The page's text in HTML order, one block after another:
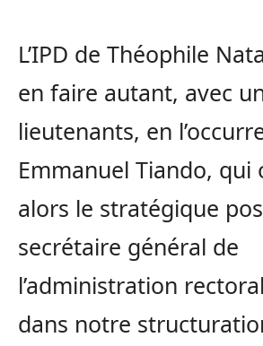
L’IPD de Théophile
en faire autant, avec
lieutenants, en
Emmanuel Tiando, qui
alors le stratégique
secrétaire général de
l’administration
dans notre